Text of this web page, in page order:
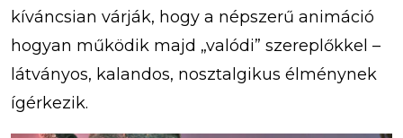
kíváncsian várják, hogy a népszerű animáció
hogyan működik majd „valódi” szereplőkkel –
látványos, kalandos, nosztalgikus élménynek
ígérkezik.